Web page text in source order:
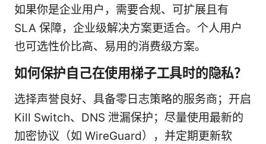
如果你是企业用户，需要合规、可扩展且有
SLA 保障，企业级解决方案更适合。个人用户
也可选性价比高、易用的消费级方案。
如何保护自己在使用梯子工具时的隐私？
选择声誉良好、具备零日志策略的服务商；开启
Kill Switch、DNS 泄漏保护；尽量使用最新的
加密协议（如 WireGuard），并定期更新软